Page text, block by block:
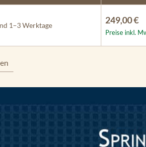
1–3 Werktage 249,00 €
Preise inkl.